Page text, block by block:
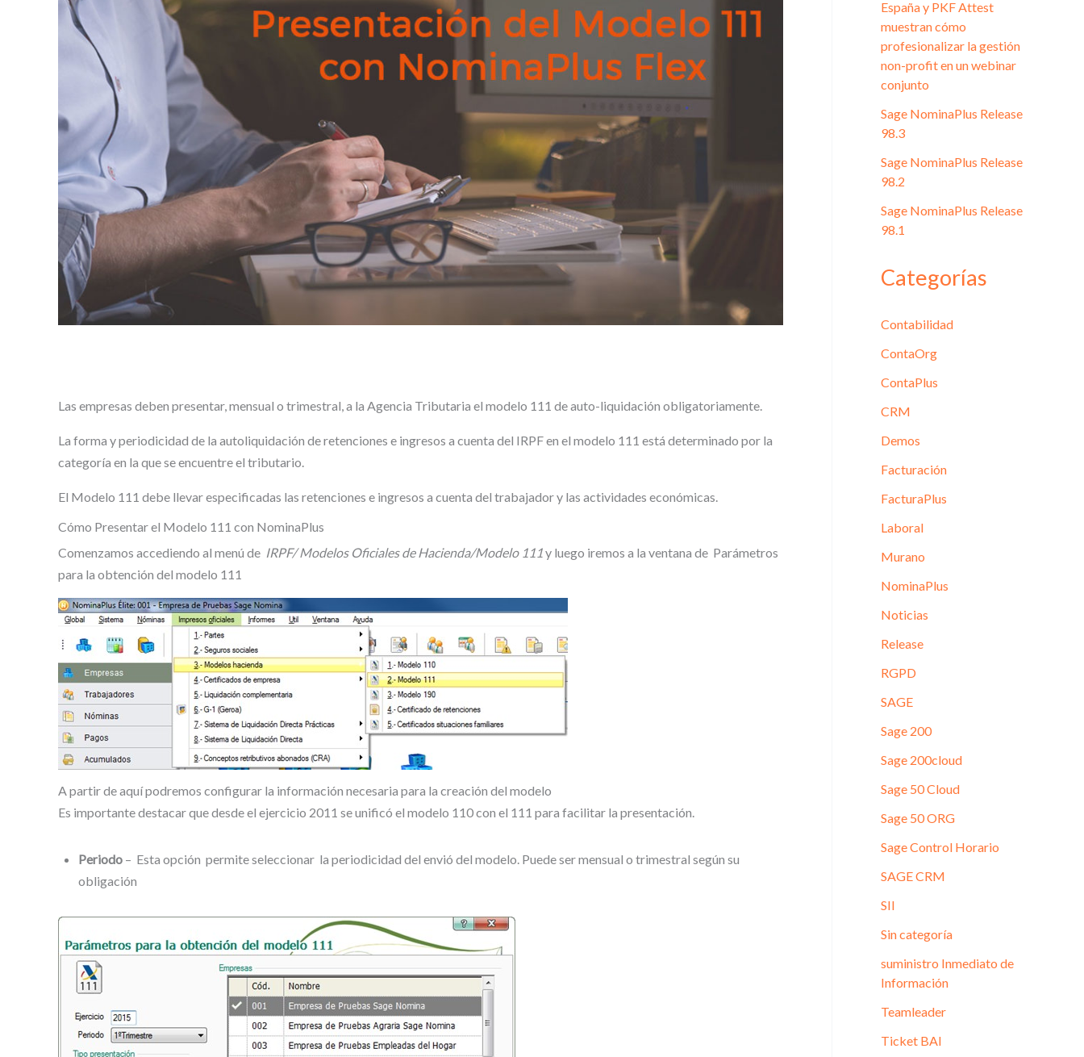
Las empresas deben presentar, mensual o trimestral, a la Agencia Tributaria el modelo 111 de auto-liquidación obligatoriamente.
La forma y periodicidad de la autoliquidación de retenciones e ingresos a cuenta del IRPF en el modelo 111 está determinado por la
categoría en la que se encuentre el tributario.
El Modelo 111 debe llevar especificadas las retenciones e ingresos a cuenta del trabajador y las actividades económicas.
Cómo Presentar el Modelo 111 con NominaPlus
Comenzamos accediendo al menú de IRPF/ Modelos Oficiales de Hacienda/Modelo 111y luego iremos a la ventana de Parámetros
para la obtención del modelo 111
A partir de aquí podremos configurar la información necesaria para la creación del modelo
Es importante destacar que desde el ejercicio 2011 se unificó el modelo 110 con el 111 para facilitar la presentación.
Periodo – Esta opción permite seleccionar la periodicidad del envió del modelo. Puede ser mensual o trimestral según su
obligación
España y PKF Attest
muestran cómo
profesionalizar la gestión
non-profit en un webinar
conjunto
Sage NominaPlus Release
98.3
Sage NominaPlus Release
98.2
Sage NominaPlus Release
98.1
Categorías
Contabilidad
ContaOrg
ContaPlus
CRM
Demos
Facturación
FacturaPlus
Laboral
Murano
NominaPlus
Noticias
Release
RGPD
SAGE
Sage 200
Sage 200cloud
Sage 50 Cloud
Sage 50 ORG
Sage Control Horario
SAGE CRM
SII
Sin categoría
suministro Inmediato de
Información
Teamleader
Ticket BAI